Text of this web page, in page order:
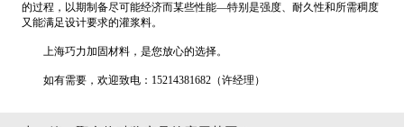
的过程，以期制备尽可能经济而某些性能—特别是强度、耐久性和所需稠度
又能满足设计要求的灌浆料。
上海巧力加固材料，是您放心的选择。
如有需要，欢迎致电：15214381682（许经理）